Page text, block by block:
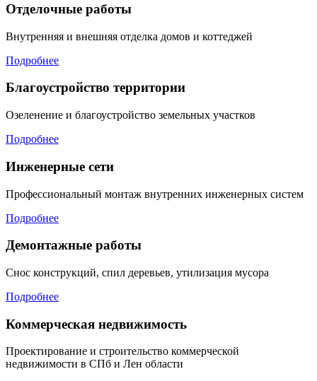
Отделочные работы
Внутренняя и внешняя отделка домов и коттеджей
Подробнее
Благоустройство территории
Озеленение и благоустройство земельных участков
Подробнее
Инженерные сети
Профессиональный монтаж внутренних инженерных систем
Подробнее
Демонтажные работы
Снос конструкций, спил деревьев, утилизация мусора
Подробнее
Коммерческая недвижимость
Проектирование и строительство коммерческой
недвижимости в СПб и Лен области